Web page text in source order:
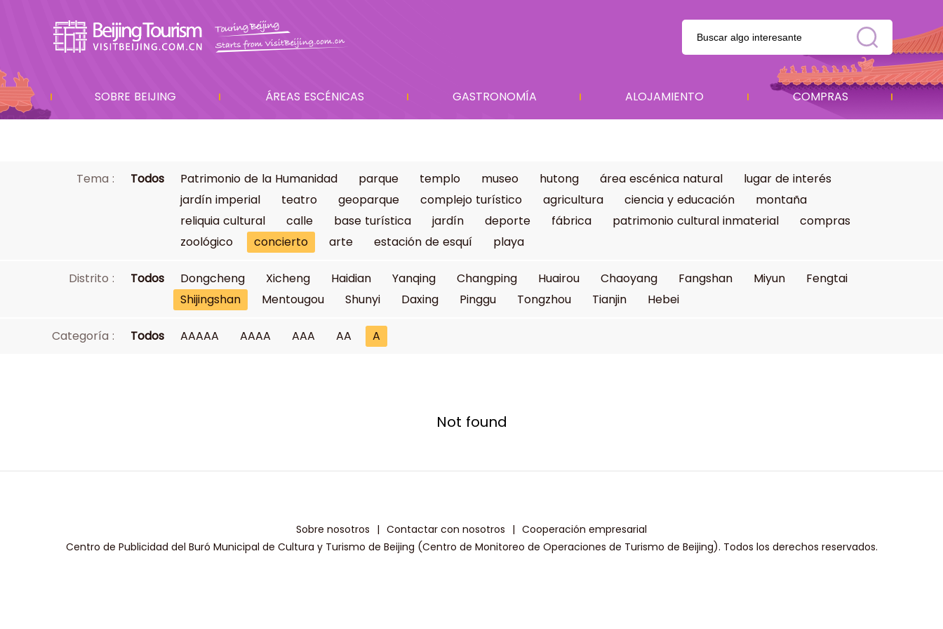
SOBRE BEIJING ÁREAS ESCÉNICAS GASTRONOMÍA ALOJAMIENTO COMPRAS
Tema : Todos Patrimonio de la Humanidad parque templo museo hutong área escénica natural
lugar de interés
jardín imperial
teatro geoparque complejo turístico agricultura ciencia y educación
montaña
reliquia cultural
calle base turística jardín deporte fábrica patrimonio cultural inmaterial
compras
zoológico
concierto arte estación de esquí playa
Distrito : Todos Dongcheng Xicheng Haidian Yanqing Changping Huairou Chaoyang Fangshan Miyun
Fengtai
Shijingshan
Mentougou Shunyi Daxing Pinggu Tongzhou Tianjin Hebei
Categoría : Todos AAAAA AAAA AAA AA A
Not found
Sobre nosotros | Contactar con nosotros | Cooperación empresarial
Centro de Publicidad del Buró Municipal de Cultura y Turismo de Beijing (Centro de Monitoreo de Operaciones de Turismo de Beijing). Todos los derechos reservados.